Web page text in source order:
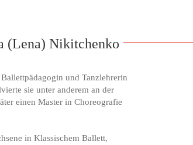
(Lena) Nikitchenko
und Tanzlehrerin
sie unter anderem an der
einen Master in Choreografie
in Klassischem Ballett,